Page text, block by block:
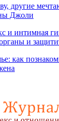
другие
Джоли
и интимная
и
как